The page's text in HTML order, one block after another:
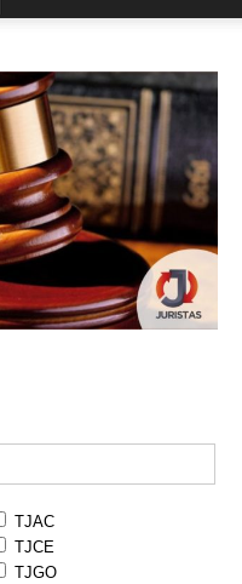
TJAC
TJCE
TJGO